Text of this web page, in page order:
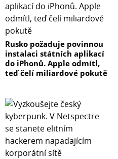
Rusko požaduje povinnou
instalaci státních aplikací
do iPhonů. Apple odmítl,
teď čelí miliardové pokutě